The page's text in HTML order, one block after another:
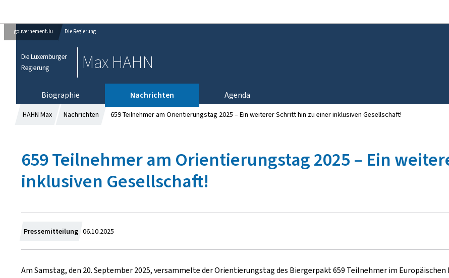
gouvernement.lu Die Regierung
Die Luxemburger
Regierung
Max HAHN
Biographie Nachrichten Agenda
HAHN Max Nachrichten 659 Teilnehmer am Orientierungstag 2025 – Ein weiterer Schritt hin zu einer inklusiven Gesellschaft!
659 Teilnehmer am Orientierungstag 2025 – Ein
inklusiven Gesellschaft!
Pressemitteilung Z
u
m
06.10.2025
Am Samstag, den 20. September 2025, versammelte der Orientierungstag des Biergerpakt659 Teilnehmer im